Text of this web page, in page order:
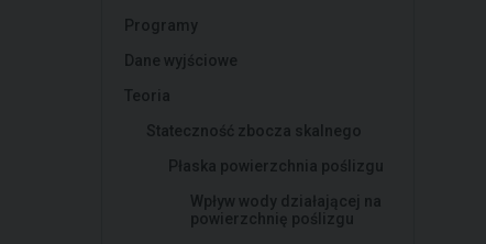
Programy
Dane wyjściowe
Teoria
Stateczność zbocza skalnego
Płaska powierzchnia poślizgu
Wpływ wody działającej na
powierzchnię poślizgu